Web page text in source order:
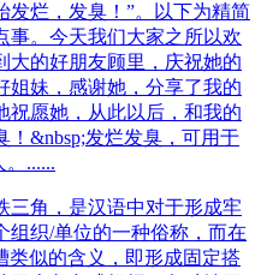
发烂，发臭！”。以下为精简
事。今天我们大家之所以欢
大的好朋友顾里，庆祝她的
姐妹，感谢她，分享了我的
祝愿她，从此以后，和我的
！&nbsp;发烂发臭，可用于
......
三角，是汉语中对于形成牢
组织/单位的一种俗称，而在
似的含义，即形成固定搭